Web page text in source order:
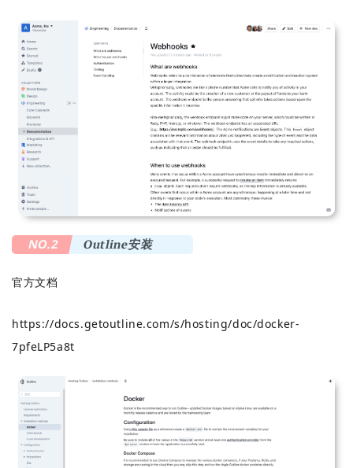
NO.2 Outline安装
官方文档
https://docs.getoutline.com/s/hosting/doc/docker-
7pfeLP5a8t